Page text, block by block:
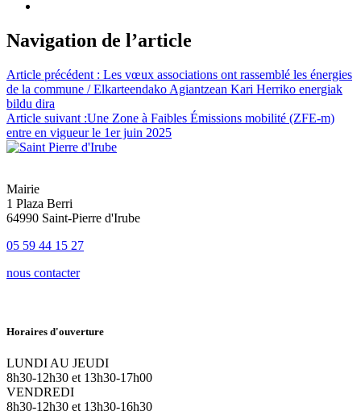
Navigation de l’article
Article précédent : Les vœux associations ont rassemblé les énergies
de la commune / Elkarteendako Agiantzean Kari Herriko energiak
bildu dira
Article suivant :Une Zone à Faibles Émissions mobilité (ZFE-m)
entre en vigueur le 1er juin 2025
Mairie
1 Plaza Berri
64990 Saint-Pierre d'Irube
05 59 44 15 27
nous contacter
Horaires d'ouverture
LUNDI AU JEUDI
8h30-12h30 et 13h30-17h00
VENDREDI
8h30-12h30 et 13h30-16h30